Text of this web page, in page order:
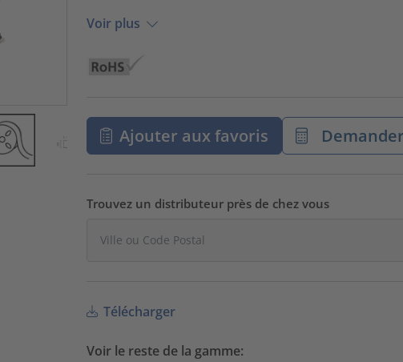
Voir plus
Ajouter aux favoris
Trouvez un distributeur près de chez vous
Télécharger
Voir le reste de la gamme: